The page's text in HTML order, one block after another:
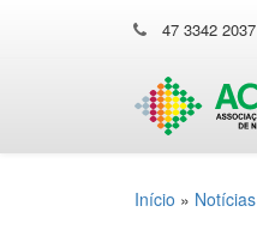
47 3342 2037
Início » Notícias